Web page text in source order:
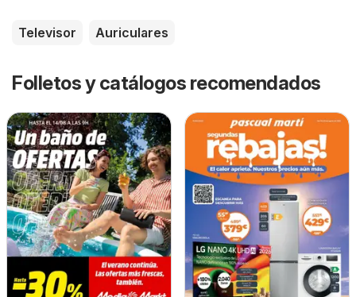
Televisor Auriculares
Folletos y catálogos recomendados